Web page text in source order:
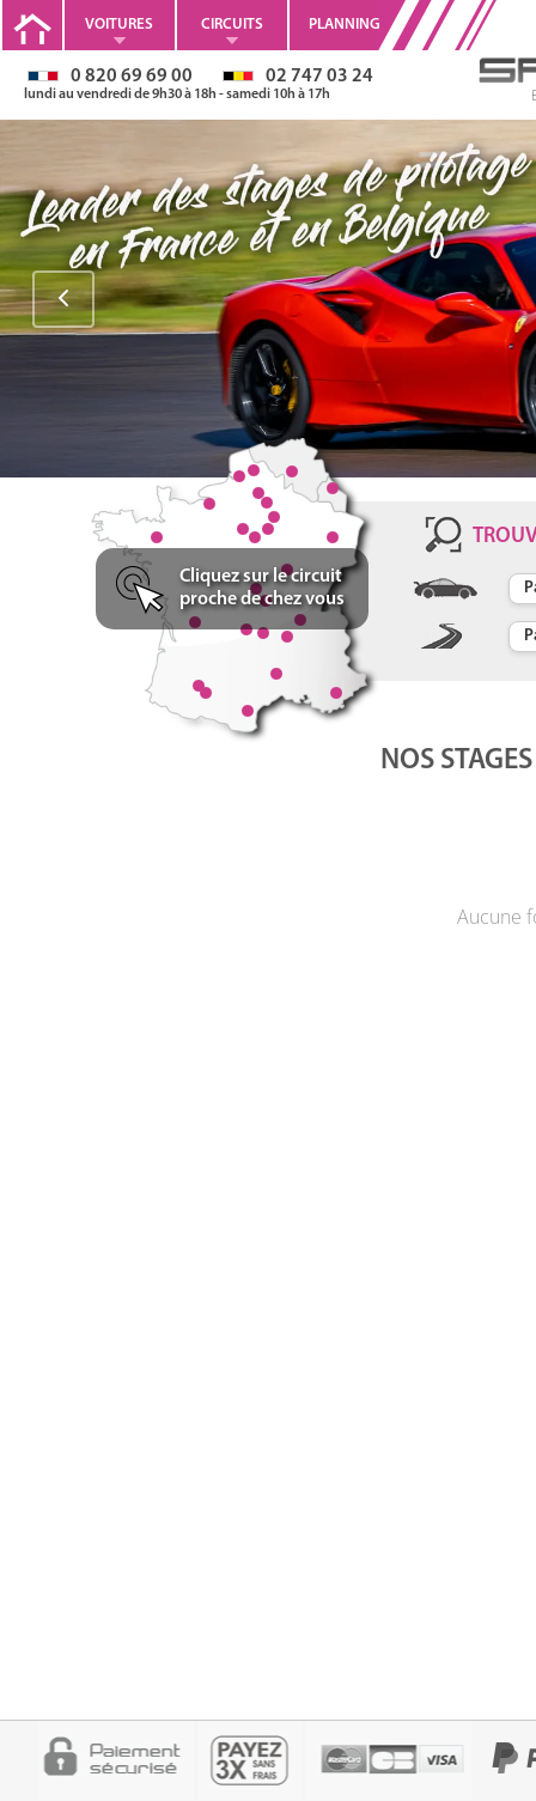
VOITURES CIRCUITS PLANNING
0 820 69 69 00 02 747 03 24
lundi au vendredi de 9h30 à 18h - samedi 10h à 17h
Cliquez sur le circuit
proche de chez vous
NOS
Aucune